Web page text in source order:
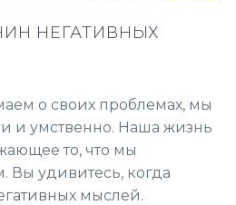
НЕГАТИВНЫХ
о своих проблемах, мы
и умственно. Наша жизнь
то, что мы
Вы удивитесь, когда
мыслей.